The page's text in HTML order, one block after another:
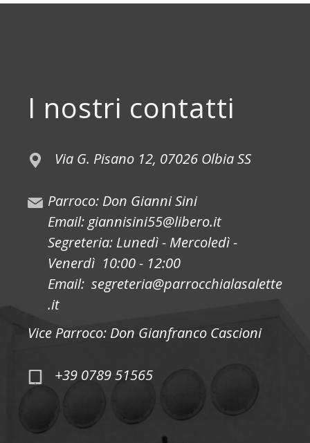
I nostri contatti
Via G. Pisano 12, 07026 Olbia SS
Parroco: Don Gianni Sini
Email: giannisini55@libero.it
Segreteria: Lunedì - Mercoledì -
Venerdì 10:00 - 12:00
Email: segreteria@parrocchialasalette
.it
Vice Parroco: Don Gianfranco Cascioni
+39 0789 51565